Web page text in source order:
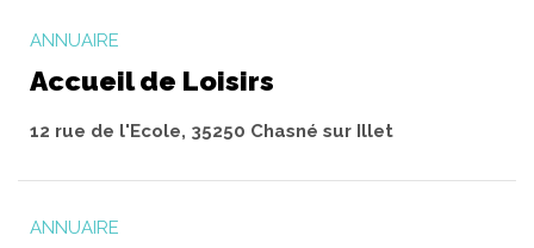
ANNUAIRE
Accueil de Loisirs
12 rue de l'Ecole, 35250 Chasné sur Illet
ANNUAIRE